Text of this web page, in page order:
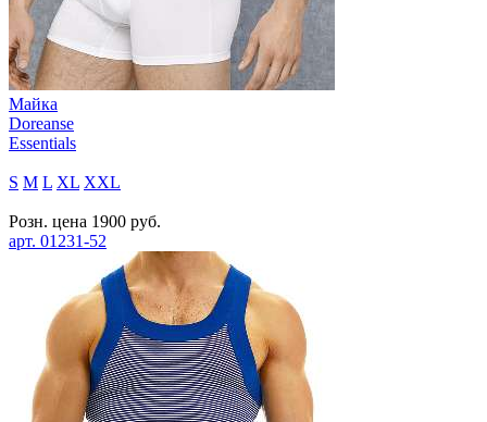
Майка
Doreanse
Essentials
S M L XL XXL
Розн. цена 1900 руб.
арт. 01231-52